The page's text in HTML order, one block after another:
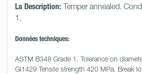
La Description: Temper annealed.
1.
Données techniques:
ASTM B348 Grade 1. Tolerance on
Gi1429 Tensile strength 420 MPa. Break